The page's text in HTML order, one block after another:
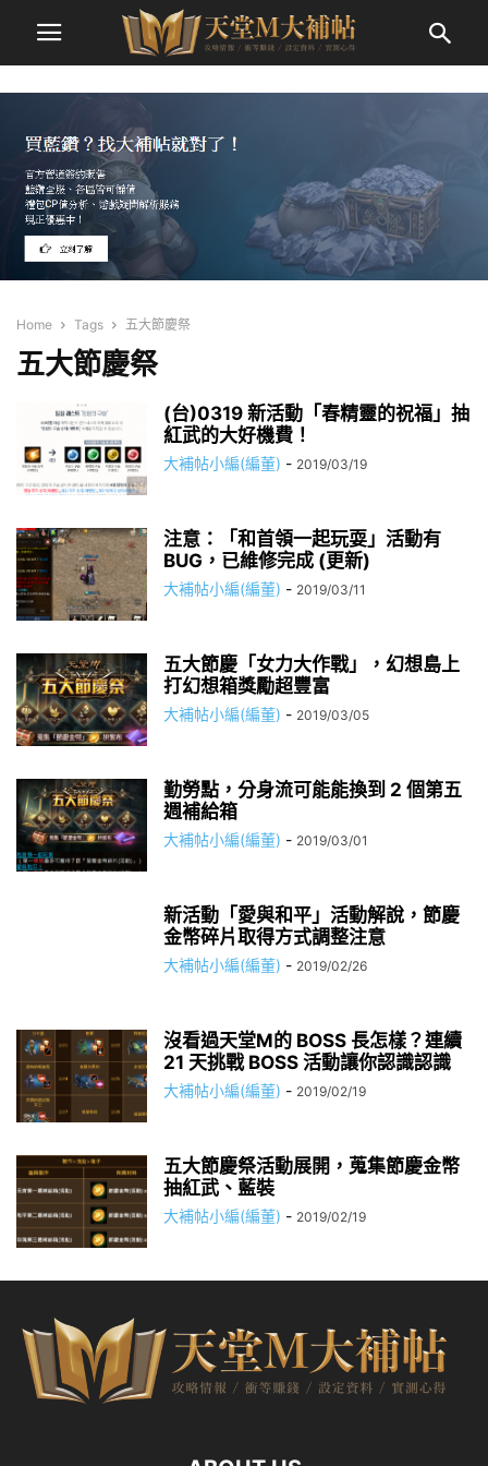
Home Tags 五大節慶祭
五大節慶祭
(台)0319 新活動「春精靈的祝福」抽
紅武的大好機費！
大補帖小編(編董) - 2019/03/19
注意：「和首領一起玩耍」活動有
BUG，已維修完成 (更新)
大補帖小編(編董) - 2019/03/11
五大節慶「女力大作戰」，幻想島上
打幻想箱獎勵超豐富
大補帖小編(編董) - 2019/03/05
勤勞點，分身流可能能換到 2 個第五
週補給箱
大補帖小編(編董) - 2019/03/01
新活動「愛與和平」活動解說，節慶
金幣碎片取得方式調整注意
大補帖小編(編董) - 2019/02/26
沒看過天堂M的 BOSS 長怎樣？連續
21 天挑戰 BOSS 活動讓你認識認識
大補帖小編(編董) - 2019/02/19
五大節慶祭活動展開，蒐集節慶金幣
抽紅武、藍裝
大補帖小編(編董) - 2019/02/19